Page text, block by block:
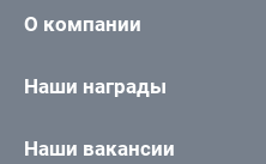
О компании
Наши награды
Наши вакансии